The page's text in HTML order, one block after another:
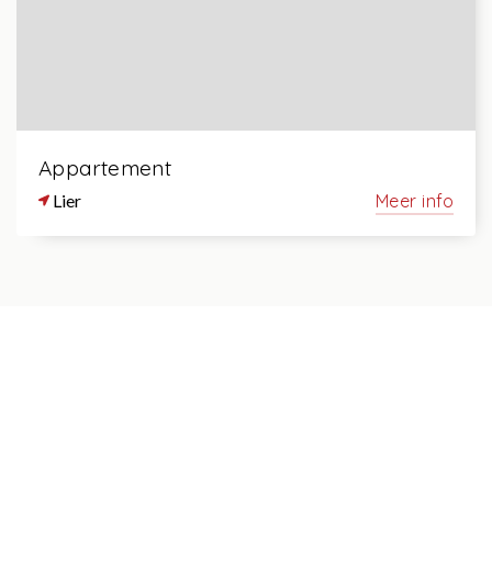
Appartement
Lier Meer info